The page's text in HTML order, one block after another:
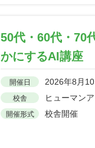
50代・60代・70
かにするAI講座
開催日 2026年8月
校舎 ヒューマン
開催形式 校舎開催